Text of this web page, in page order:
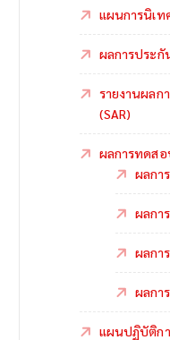
แผนการนิเท
ผลการประ
รายงานผลก
(SAR)
ผลการทดส
ผลกา
ผลกา
ผลกา
ผลกา
แผนปฏิบัติก